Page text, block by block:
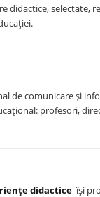
didactice, selectate,
de comunicare și
profesori,
didactice îşi